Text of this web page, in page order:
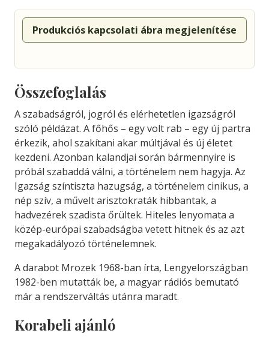
Produkciós kapcsolati ábra megjelenítése
Összefoglalás
A szabadságról, jogról és elérhetetlen igazságról
szóló példázat. A főhős – egy volt rab – egy új partra
érkezik, ahol szakítani akar múltjával és új életet
kezdeni. Azonban kalandjai során bármennyire is
próbál szabaddá válni, a történelem nem hagyja. Az
Igazság színtiszta hazugság, a történelem cinikus, a
nép szív, a művelt arisztokraták hibbantak, a
hadvezérek szadista őrültek. Hiteles lenyomata a
közép-európai szabadságba vetett hitnek és az azt
megakadályozó történelemnek.
A darabot Mrozek 1968-ban írta, Lengyelországban
1982-ben mutatták be, a magyar rádiós bemutató
már a rendszerváltás utánra maradt.
Korabeli ajánló